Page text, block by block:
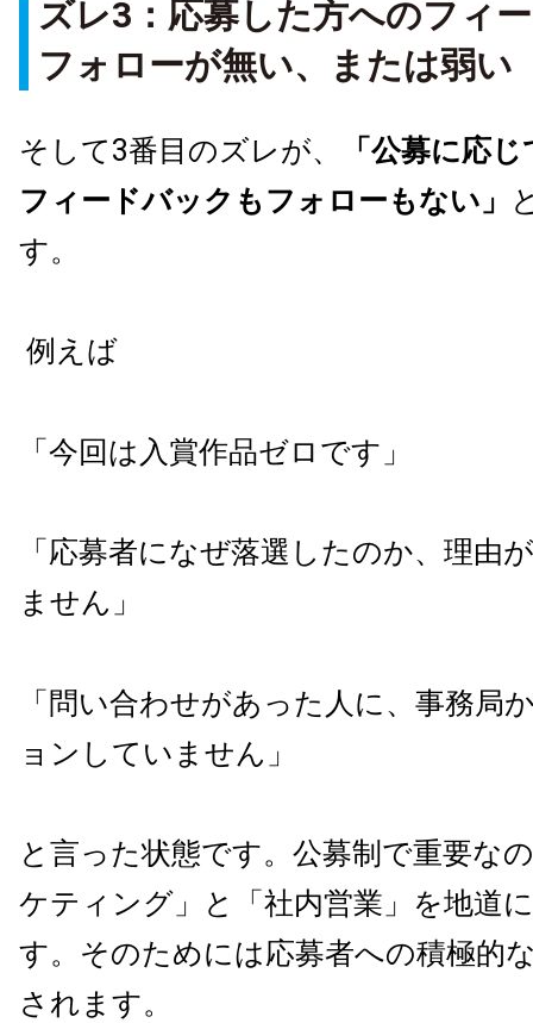
ズレ3 ：応募した方へのフィ
フォローが無い、または弱い
そして3番目のズレが、
「公募に応
フィードバックもフォローもない」
す。
例えば
「今回は入賞作品ゼロです」
「応募者になぜ落選したのか、理由
ません」
「問い合わせがあった人に、事務局
ョンしていません」
と言った状態です。公募制で重要な
ケティング」と「社内営業」を地道
す。そのためには応募者への積極的
されます。